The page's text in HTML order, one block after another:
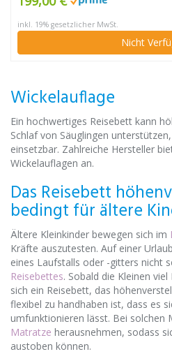
inkl. 19% gesetzlicher MwSt.
Nicht
Wickelauflage
Ein hochwertiges Reisebett kann
Schlaf von Säuglingen
einsetzbar. Zahlreiche Hersteller
Wickelauflagen an.
Das Reisebett
bedingt für ältere
Ältere Kleinkinder bewegen sich im
Kräfte auszutesten. Auf einer
eines Laufstalls oder -gitters nicht
Reisebettes. Sobald die Kleinen
sich ein Reisebett, das
flexibel zu handhaben ist, dass es
umfunktionieren lässt. Bei solchen
Matratze herausnehmen, sodass
austoben können.